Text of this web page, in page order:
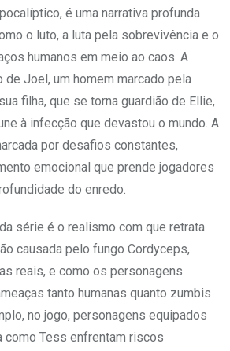
é uma narrativa profunda
o luto, a luta pela sobrevivência e o
humanos em meio ao caos. A
de Joel, um homem marcado pela
filha, que se torna guardião de Ellie,
à infecção que devastou o mundo. A
por desafios constantes,
emocional que prende jogadores
do enredo.
série é o realismo com que retrata
causada pelo fungo Cordyceps,
reais, e como os personagens
tanto humanas quanto zumbis
no jogo, personagens equipados
como Tess enfrentam riscos